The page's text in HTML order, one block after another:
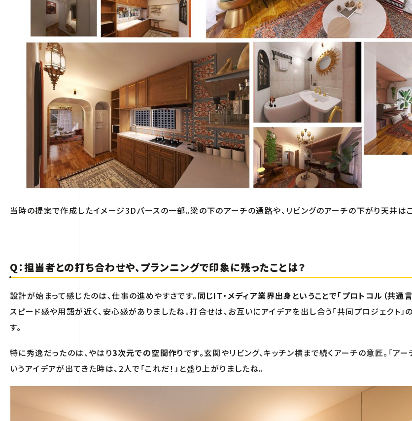
当時の提案で作成したイメージ3Dパースの一部。梁の下のアーチの通路や、リビングのアーチの下がり天井は
Q：担当者との打ち合わせや、プランニングで印象に残ったことは？
設計が始まって感じたのは、仕事の進めやすさです。 同じIT・メディア業界出身ということで「プロトコル（共通
スピード感や用語が近く、安心感がありましたね。打合せは、お互いにアイデアを出し合う「共同プロジェクト」
す。
特に秀逸だったのは、やはり3次元での空間作りです。玄関やリビング、キッチン横まで続くアーチの意匠。「ア
いうアイデアが出てきた時は、2人で「これだ！」と盛り上がりましたね。